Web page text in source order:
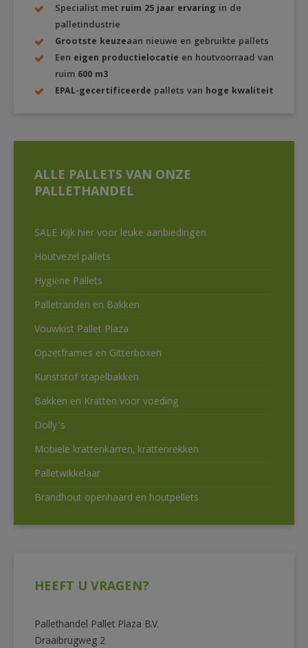
Specialist met ruim 25 jaar ervaring in de
palletindustrie
Grootste keuzeaan nieuwe en gebruikte pallets
Een eigen productielocatie en houtvoorraad van
ruim 600 m3
EPAL-gecertificeerde pallets van hoge kwaliteit
ALLE PALLETS VAN ONZE
PALLETHANDEL
SALE Kijk hier voor leuke aanbiedingen
Houtvezel pallets
Hygiëne Pallets
Palletranden en Bakken
Vouwkist Pallet Plaza
Opzetframes en Gitterboxen
Kunststof stapelbakken
Bakken en Kratten voor voeding
Dolly’s
Mobiele krattenkarren, krattenrekken
Palletwikkelaar
Brandhout openhaard en houtpellets
HEEFT U VRAGEN?
Pallethandel Pallet Plaza B.V.
Draaibrugweg 2